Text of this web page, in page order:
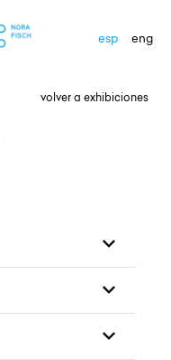
volver a exhibiciones
esp eng